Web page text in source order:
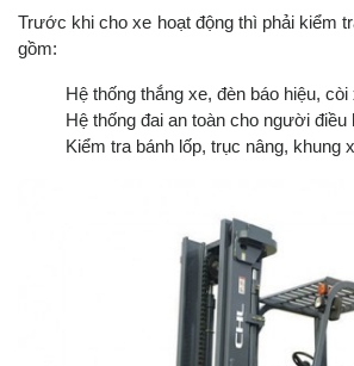
Trước khi cho xe hoạt động thì phải kiểm
gồm:
Hệ thống thắng xe, đèn báo hiệu, còi
Hệ thống đai an toàn cho người điều
Kiểm tra bánh lốp, trục nâng, khung